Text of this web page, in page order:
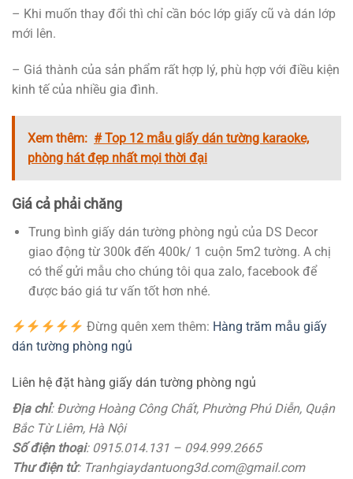
– Khi muốn thay đổi thì chỉ cần bóc lớp giấy cũ và dán lớp
mới lên.
– Giá thành của sản phẩm rất hợp lý, phù hợp với điều kiện
kinh tế của nhiều gia đình.
Xem thêm: # Top 12 mẫu giấy dán tường karaoke,
phòng hát đẹp nhất mọi thời đại
Giá cả phải chăng
Trung bình giấy dán tường phòng ngủ của DS Decor
giao động từ 300k đến 400k/ 1 cuộn 5m2 tường. A chị
có thể gửi mẫu cho chúng tôi qua zalo, facebook để
được báo giá tư vấn tốt hơn nhé.
Đừng quên xem thêm: Hàng trăm mẫu giấy
dán tường phòng ngủ
Liên hệ đặt hàng giấy dán tường phòng ngủ
Địa chỉ: Đường Hoàng Công Chất, Phường Phú Diễn, Quận
Bắc Từ Liêm, Hà Nội
Số điện thoại: 0915.014.131 – 094.999.2665
Thư điện tử: Tranhgiaydantuong3d.com@gmail.com